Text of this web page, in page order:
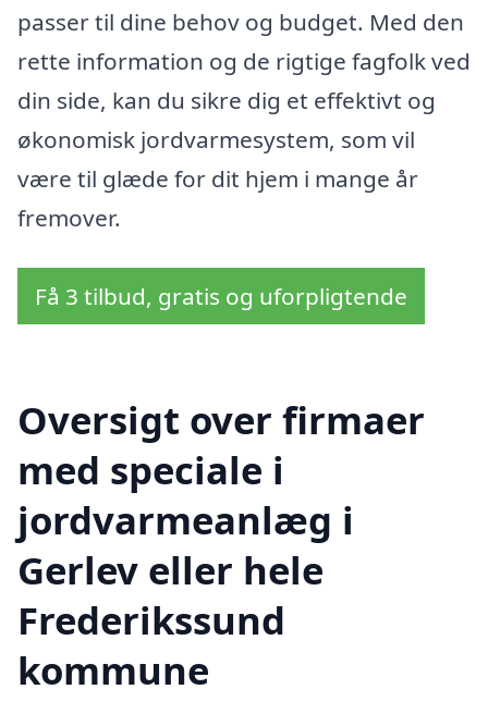
passer til dine behov og budget. Med den
rette information og de rigtige fagfolk ved
din side, kan du sikre dig et effektivt og
økonomisk jordvarmesystem, som vil
være til glæde for dit hjem i mange år
fremover.
Få 3 tilbud, gratis og uforpligtende
Oversigt over firmaer
med speciale i
jordvarmeanlæg i
Gerlev eller hele
Frederikssund
kommune